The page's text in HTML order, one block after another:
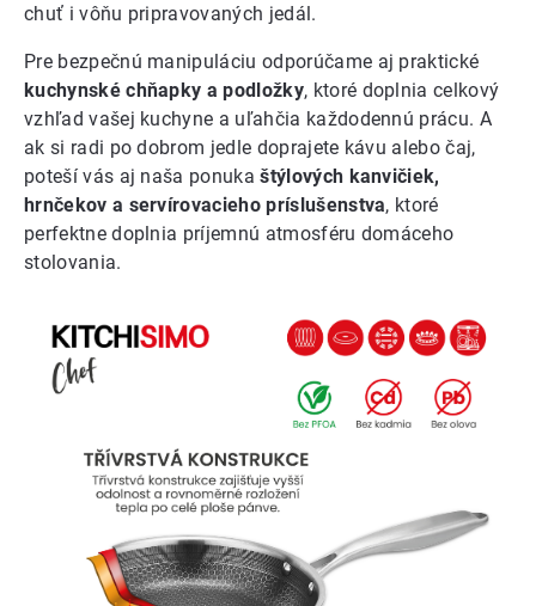
chuť i vôňu pripravovaných jedál.
Pre bezpečnú manipuláciu odporúčame aj praktické
kuchynské chňapky a podložky, ktoré doplnia celkový
vzhľad vašej kuchyne a uľahčia každodennú prácu. A
ak si radi po dobrom jedle doprajete kávu alebo čaj,
poteší vás aj naša ponukaštýlových kanvičiek,
hrnčekov a servírovacieho príslušenstva, ktoré
perfektne doplnia príjemnú atmosféru domáceho
stolovania.